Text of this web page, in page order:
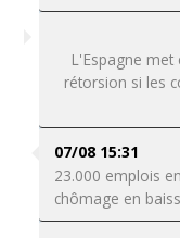
L'Espagne
rétorsion si les
07/08 15:31
23.000 emplois
chômage en